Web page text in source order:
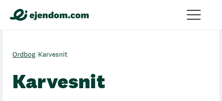
Ordbog/Karvesnit
Karvesnit